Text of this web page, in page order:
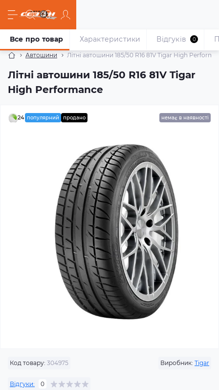
Автошини Літні автошини 185/50 R16 81V Tigar High
Літні автошини 185/50 R16 81V Tigar
High Performance
Все про товар Характеристики Відгуків 0
24 популярний продано немає в наявності
Код товару: 304975 Виробник: Tigar
Відгуки: 0